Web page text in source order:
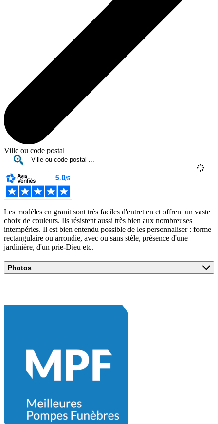
Ville ou code postal
Les modèles en granit sont très faciles d'entretien et offrent un vaste
choix de couleurs. Ils résistent aussi très bien aux nombreuses
intempéries. Il est bien entendu possible de les personnaliser : forme
rectangulaire ou arrondie, avec ou sans stèle, présence d'une
jardinière, d'un prie-Dieu etc.
Photos